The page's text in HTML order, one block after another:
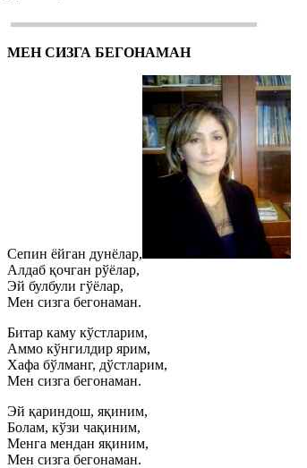
МЕН СИЗГА БЕГОНАМАН
Сепин ёйган дунёлар,
Алдаб қочган рўёлар,
Эй булбули гўёлар,
Мен сизга бегонаман.
Битар каму кўстларим,
Аммо кўнгилдир ярим,
Хафа бўлманг, дўстларим,
Мен сизга бегонаман.
Эй қариндош, яқиним,
Болам, кўзи чақиним,
Менга мендан яқиним,
Мен сизга бегонаман.